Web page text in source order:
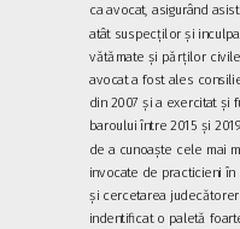
ca avocat, asigurând
atât suspecților și
vătămate și părților
avocat a fost ales
din 2007 și a exercitat și
baroului între 2015 și
de a cunoaște cele mai
invocate de practicieni
și cercetarea
indentificat o paletă